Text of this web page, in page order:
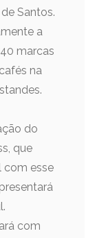
Santos.
a
marcas
na
do
que
com esse
com